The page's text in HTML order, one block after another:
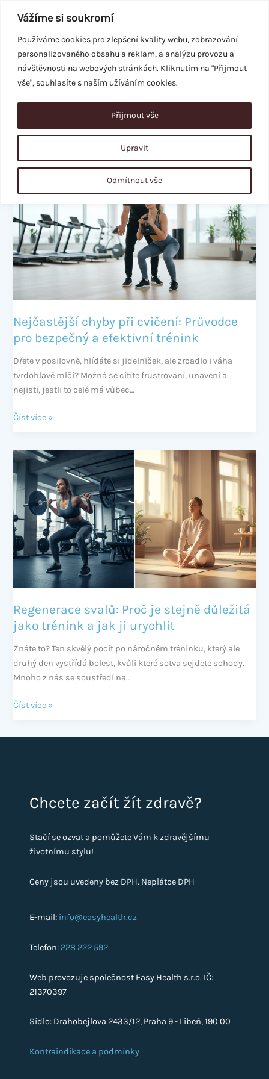
Vážíme si soukromí
Používáme cookies pro zlepšení kvality webu, zobrazování
personalizovaného obsahu a reklam, a analýzu provozu a
návštěvnosti na webových stránkách. Kliknutím na "Přijmout
vše", souhlasíte s naším užíváním cookies.
Upravit
Odmítnout vše
Přijmout vše
obsah
REZERVACE
trénink
Nejčastější chyby při cvičení: Průvodce
pro bezpečný a efektivní trénink
Dřete v posilovně, hlídáte si jídelníček, ale zrcadlo i váha
tvrdohlavě mlčí? Možná se cítíte frustrovaní, unavení a
nejistí, jestli to celé má vůbec…
Nejčastější
při
cvičení:
Průvodce
pro
bezpečný
a
trénink
Číst více »
Regenerace svalů: Proč je stejně důležitá
jako trénink a jak ji urychlit
Znáte to? Ten skvělý pocit po náročném tréninku, který ale
druhý den vystřídá bolest, kvůli které sotva sejdete schody.
Mnoho z nás se soustředí na…
Regenerace
svalů:
Proč
stejně
důležitá
jako
trénink
jak
urychlit
Číst více »
Chcete začít žít zdravě?
Stačí se ozvat a pomůžete Vám k zdravějšímu
životnímu stylu!
Ceny jsou uvedeny bez DPH. Neplátce DPH
E-mail: info@easyhealth.cz
Telefon: 228 222 592
Web provozuje společnost Easy Health s.r.o. IČ:
21370397
Sídlo: Drahobejlova 2433/12, Praha 9 - Libeň, 190 00
Kontraindikace a podmínky